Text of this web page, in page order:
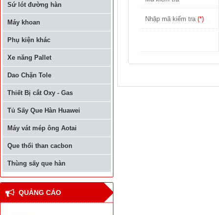
Sứ lót đường hàn
Máy khoan
Phụ kiện khác
Xe năng Pallet
Dao Chặn Tole
Thiết Bị cắt Oxy - Gas
Tủ Sấy Que Hàn Huawei
Máy vát mép ông Aotai
Que thổi than cacbon
Thùng sấy que hàn
QUẢNG CÁO
Nhập mã kiểm tra(*)